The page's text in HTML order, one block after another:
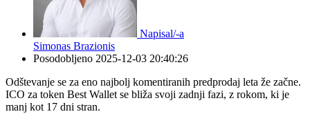
Napisal/-a
Simonas Brazionis
Posodobljeno 2025-12-03 20:40:26
Odštevanje se za eno najbolj komentiranih predprodaj leta že začne.
ICO za token Best Wallet se bliža svoji zadnji fazi, z rokom, ki je
manj kot 17 dni stran.